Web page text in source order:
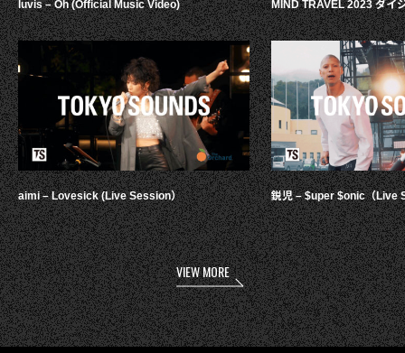
luvis – Oh (Official Music Video)
aimi – Lovesick (Live Session）
MIND TRAVEL 2023 ダイ
鋭児 – $uper $onic（Live
VIEW MORE